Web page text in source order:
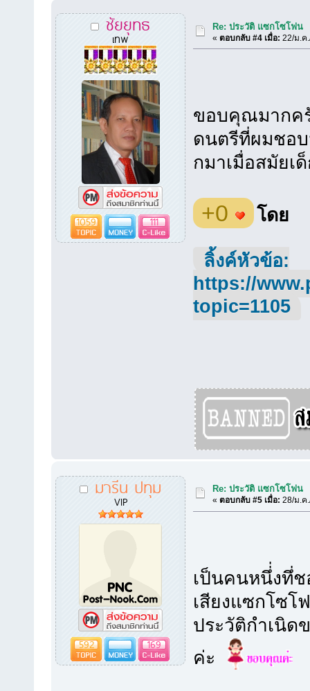
ชัยยุทธ
เทพ
1059 111
Re: ประวัติ แซกโซโฟน
«ตอบกลับ #4 เมื่อ: 22/ม.ค
ขอบคุณมากค
ดนตรีที่ผมชอบ
กมาเมื่อสมัยเ
+0 โดย
ลิ้งค์หัวข้อ:
https://
topic=1105
มารีน ปทุม
VIP
592 169
Re: ประวัติ แซกโซโฟน
«ตอบกลับ #5 เมื่อ: 28/ม.ค
เป็นคนหนึ่่งทึ่ช
เสียงแซกโซ
ประวัติกำเนิด
ค่ะ